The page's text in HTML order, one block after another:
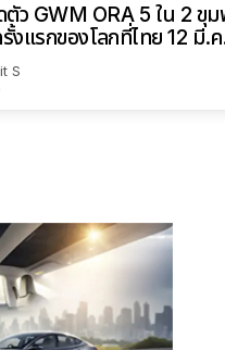
ตัว GWM ORA 5 ใน 2 ขุ
งแรกของโลกที่ไทย 12 มี.
S